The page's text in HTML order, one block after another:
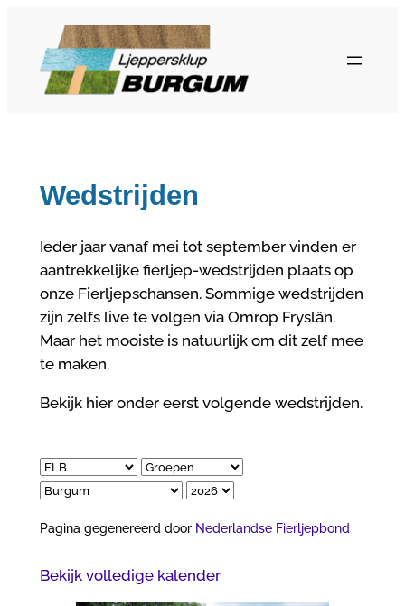
inhoud
Wedstrijden
Ieder jaar vanaf mei tot september vinden er
aantrekkelijke fierljep-wedstrijden plaats op
onze Fierljepschansen. Sommige wedstrijden
zijn zelfs live te volgen via Omrop Fryslân.
Maar het mooiste is natuurlijk om dit zelf mee
te maken.
Bekijk hier onder eerst volgende wedstrijden.
Pagina gegenereerd door Nederlandse Fierljepbond
Bekijk volledige kalender